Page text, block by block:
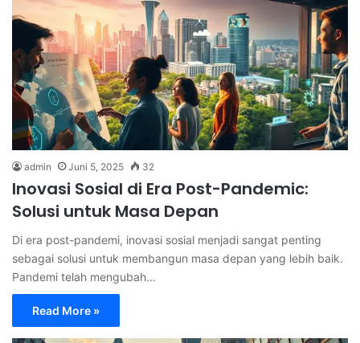
admin Juni 5, 2025 32
Inovasi Sosial di Era Post-Pandemic:
Solusi untuk Masa Depan
Di era post-pandemi, inovasi sosial menjadi sangat penting
sebagai solusi untuk membangun masa depan yang lebih baik.
Pandemi telah mengubah…
Read More »